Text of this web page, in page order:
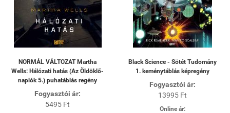
NORMÁL VÁLTOZAT Martha
Wells: Hálózati hatás (Az Öldöklő-
naplók 5.) puhatáblás regény
Fogyasztói ár:
5495 Ft
Black Science - Sötét Tudomány
1. keménytáblás képregény
Fogyasztói ár:
13995 Ft
Online ár: